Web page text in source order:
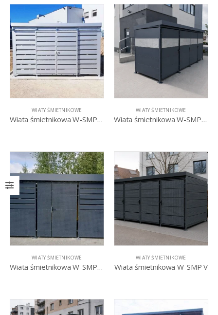
WIATY ŚMIETNIKOWE
Wiata śmietnikowa W-SMP II R – Drzwi przesuwne
WIATY ŚMIETNIKOWE
Wiata śmietnikowa W-SMP III
WIATY ŚMIETNIKOWE
Wiata śmietnikowa W-SMP IV
WIATY ŚMIETNIKOWE
Wiata śmietnikowa W-SMP V